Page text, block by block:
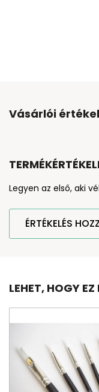
Vásárlói
Legyen az első, aki
ÉRTÉKELÉS
LEHET, HOGY EZ